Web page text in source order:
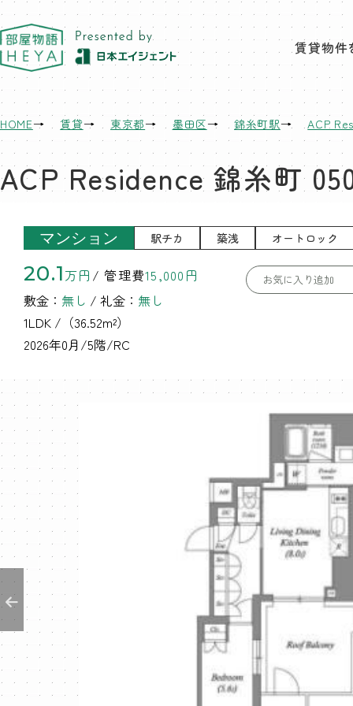
東京 部屋物語
賃貸物件
HOME 賃貸 東京都 墨田区 錦糸町駅 ACP
ACP Residence 錦糸町
マンション 駅チカ 築浅 オートロック
お気に入り追加
20.1万円 / 管理費15,000円
敷金： 無し / 礼金： 無し
1LDK /（36.52m²）
2026年0月/5階/RC